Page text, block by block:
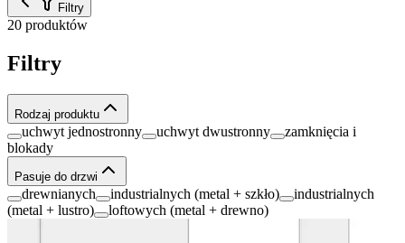
Filtry
20 produktów
Filtry
Rodzaj produktu
uchwyt jednostronny uchwyt dwustronny
zamknięcia i
blokady
Pasuje do drzwi
drewnianych industrialnych (metal + szkło)
industrialnych
(metal + lustro)
loftowych (metal + drewno)